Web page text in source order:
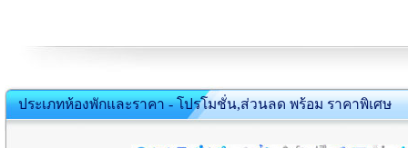
ประเภทห้องพักและราคา - โปรโมชั่น,ส่วนลด พร้อม ราคาพิเศษ